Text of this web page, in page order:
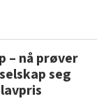
– nå prøver
seg